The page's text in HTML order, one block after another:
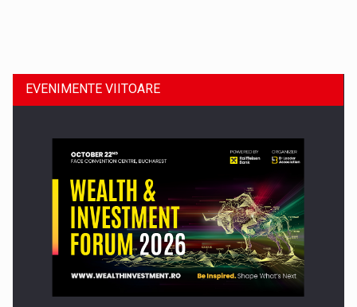
Comunicat de presa: Joburile part-time reincep sa intre pe…
EVENIMENTE VIITOARE